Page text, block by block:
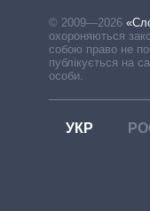
© 2009—2026
охороняються
собою право не
публікується на
особи.
УКР